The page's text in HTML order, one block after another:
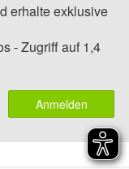
erhalte exklusive
- Zugriff auf 1,4
Anmelden